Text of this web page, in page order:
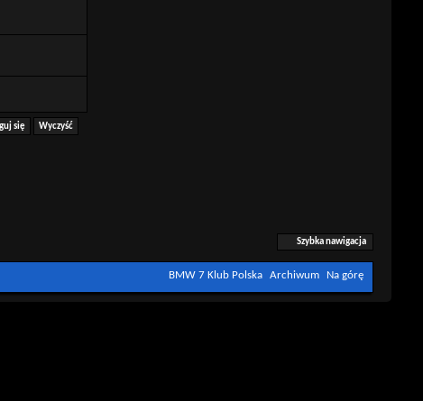
Szybka nawigacja
BMW 7 Klub Polska Archiwum Na górę